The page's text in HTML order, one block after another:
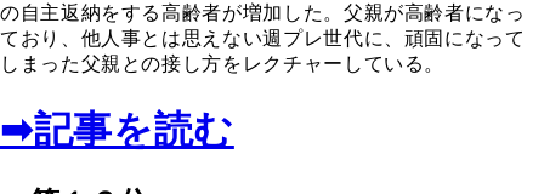
の自主返納をする高齢者が増加した。父親が高齢者になっ
ており、他人事とは思えない週プレ世代に、頑固になって
しまった父親との接し方をレクチャーしている。
➡記事を読む